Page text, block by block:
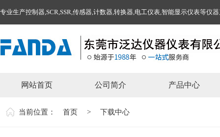
专业生产控制器,SCR,SSR,传感器,计数器,转换器,电工仪表,智能显示仪表等仪
网站首页 公司简介 产品中心
当前位置： 首页 > 下载中心